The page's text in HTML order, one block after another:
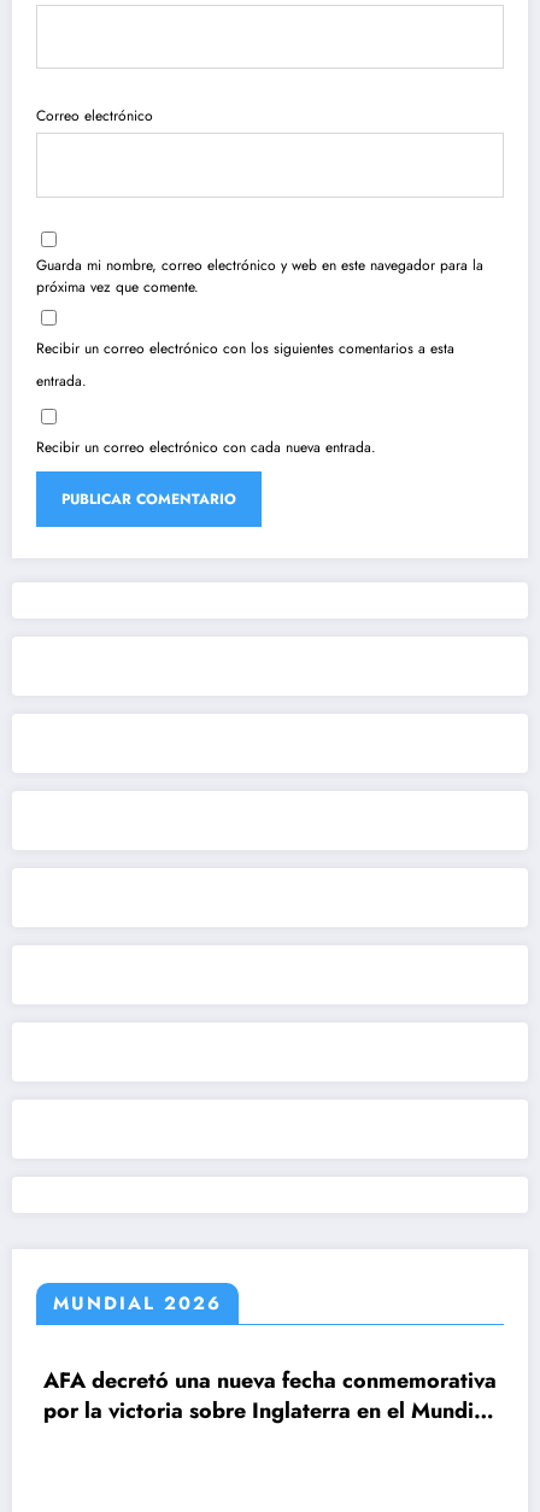
Correo electrónico
Guarda mi nombre, correo electrónico y web en este navegador para la
próxima vez que comente.
Recibir un correo electrónico con los siguientes comentarios a esta
entrada.
Recibir un correo electrónico con cada nueva entrada.
MUNDIAL 2026
una nueva fecha conmemorativa
victoria sobre Inglaterra en el Mundial